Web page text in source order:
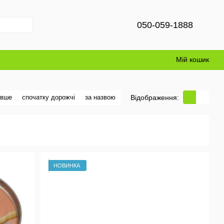
050-059-1888
Мій кошик
спочатку дорожчі за назвою Відображення:
НОВИНКА